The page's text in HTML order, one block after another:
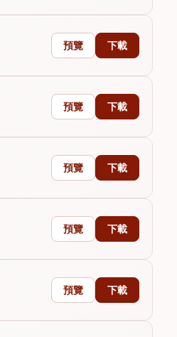
預覽 下載
預覽 下載
預覽 下載
預覽 下載
預覽 下載